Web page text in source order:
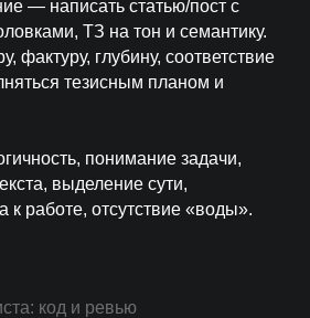
— написать статью/пост с
ТЗ на тон и семантику.
фактуру, глубину, соответствие
тезисным планом и
понимание задачи,
выделение сути,
к работе, отсутствие «воды».
код и ревью